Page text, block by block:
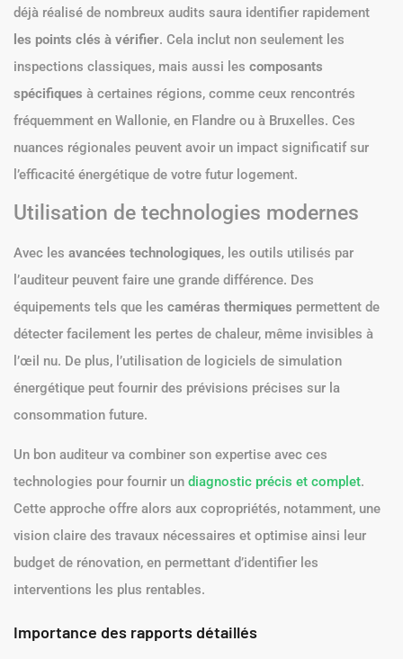
déjà réalisé de nombreux audits saura identifier rapidement
les points clés à vérifier. Cela inclut non seulement les
inspections classiques, mais aussi les composants
spécifiques à certaines régions, comme ceux rencontrés
fréquemment en Wallonie, en Flandre ou à Bruxelles. Ces
nuances régionales peuvent avoir un impact significatif sur
l’efficacité énergétique de votre futur logement.
Utilisation de technologies modernes
Avec les avancées technologiques, les outils utilisés par
l’auditeur peuvent faire une grande différence. Des
équipements tels que les caméras thermiques permettent de
détecter facilement les pertes de chaleur, même invisibles à
l’œil nu. De plus, l’utilisation de logiciels de simulation
énergétique peut fournir des prévisions précises sur la
consommation future.
Un bon auditeur va combiner son expertise avec ces
technologies pour fournir un diagnostic précis et complet.
Cette approche offre alors aux copropriétés, notamment, une
vision claire des travaux nécessaires et optimise ainsi leur
budget de rénovation, en permettant d’identifier les
interventions les plus rentables.
Importance des rapports détaillés